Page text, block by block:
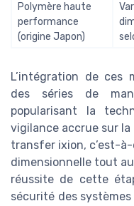
Polymère haute
performance
(origine Japon)
L’intégration de ces
des séries de
popularisant la
vigilance accrue sur
transfer ixion, c’est-
dimensionnelle tout
réussite de cette
sécurité des